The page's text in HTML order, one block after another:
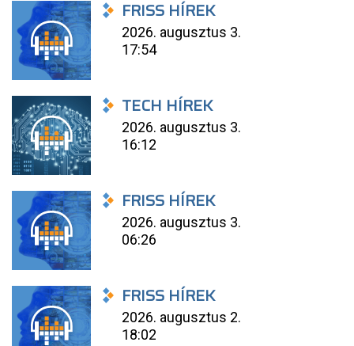
FRISS HÍREK
2026. augusztus 3.
17:54
TECH HÍREK
2026. augusztus 3.
16:12
FRISS HÍREK
2026. augusztus 3.
06:26
FRISS HÍREK
2026. augusztus 2.
18:02